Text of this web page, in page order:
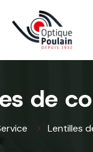
de
Lentilles